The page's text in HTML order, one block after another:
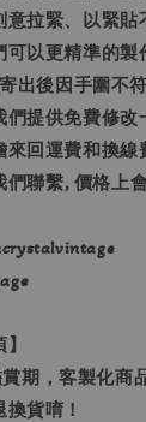
拉緊、以緊貼
可以更精準的
出後因手圍不
提供免費修改
來回運費和換線
們聯繫, 價格上
期，客製化商
貨唷！